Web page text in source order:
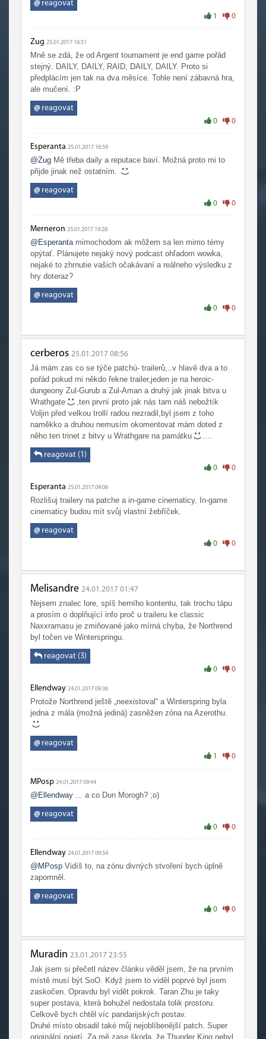
@reagovat
1 0
Zug 25.01.2017 16:51
Mně se zdá, že od Argent tournament je end game pořád
stejný. DAILY, DAILY, RAID, DAILY, DAILY. Proto si
předplácím jen tak na dva měsíce. Tohle není zábavná hra,
ale mučení. :P
@reagovat
0 0
Esperanta 25.01.2017 16:59
@Zug Mě třeba daily a reputace baví. Možná proto mi to
přijde jinak než ostatním.
@reagovat
0 0
Merneron 25.01.2017 19:28
@Esperanta mimochodom ak môžem sa len mimo témy
opýtať. Plánujete nejaký nový podcast ohľadom wowka,
nejaké to zhrnutie vašich očakávaní a reálneho výsledku z
hry doteraz?
@reagovat
0 0
cerberos 25.01.2017 08:56
Já mám zas co se týče patchú- trailerů,..v hlavě dva a to
pořád pokud mi někdo řekne trailer,jeden je na heroic-
dungeony Zul-Gurub a Zul-Aman a druhý jak jinak bitva u
Wrathgate
,ten první proto jak nás tam náš nebožtík
Voljin před velkou trollí radou nezradil,byl jsem z toho
naměkko a druhou nemusím okomentovat mám doted z
něho ten trinet z bitvy u Wrathgare na památku
reagovat (1)
0 0
Esperanta 25.01.2017 09:06
Rozlišuj trailery na patche a in-game cinematicy. In-game
cinematicy budou mít svůj vlastní žebříček.
@reagovat
0 0
Melisandre 24.01.2017 01:47
Nejsem znalec lore, spíš herního kontentu, tak trochu tápu
a prosím o doplňující info proč u traileru ke classic
Naxxramasu je zmiňované jako mírná chyba, že Northrend
byl točen ve Winterspringu.
reagovat (3)
0 0
Ellendway 24.01.2017 09:36
Protože Northrend ještě „neexistoval“ a Winterspring byla
jedna z mála (možná jediná) zasněžen zóna na Azerothu.
@reagovat
1 0
MPosp 24.01.2017 09:44
@Ellendway ... a co Dun Morogh? ;o)
@reagovat
0 0
Ellendway 24.01.2017 09:54
@MPosp Vidíš to, na zónu divných stvoření bych úplně
zapomněl.
@reagovat
0 0
Muradin 23.01.2017 23:55
Jak jsem si přečetl název článku věděl jsem, že na prvním
místě musí být SoO. Když jsem to viděl poprvé byl jsem
zaskočen. Opravdu byl vidět pokrok. Taran Zhu je taky
super postava, která bohužel nedostala tolik prostoru.
Celkově bych chtěl víc pandarijských postav.
Druhé místo obsadil také můj nejoblíbenější patch. Super
originální pojetí. Za mě zase škoda, že Thunder King nebyl